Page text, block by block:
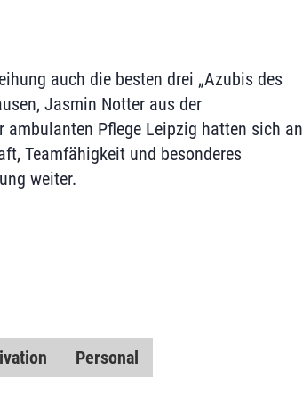
auch die besten drei „Azubis des
Jasmin Notter aus der
ambulanten Pflege Leipzig hatten sich an
Teamfähigkeit und besonderes
weiter.
Personal